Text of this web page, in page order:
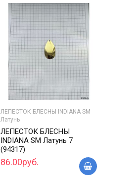
ЛЕПЕСТОК БЛЕСНЫ INDIANA SM
Латунь
ЛЕПЕСТОК БЛЕСНЫ
INDIANA SM Латунь 7
(94317)
86.00руб.